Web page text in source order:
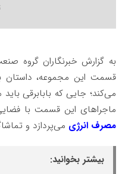
به گزارش خبرنگاران گروه
می‌کند؛ جایی که بابابرقی
ماجراهای این قسمت با
مصرف انرژی می‌پردازد و
بیشتر بخوانید: